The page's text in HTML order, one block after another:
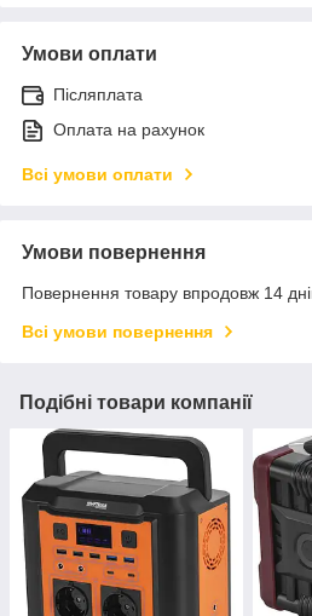
Умови оплати
Післяплата
Оплата на рахунок
Всі умови оплати
Умови повернення
Повернення товару впродовж 14
Всі умови повернення
Подібні товари компанії